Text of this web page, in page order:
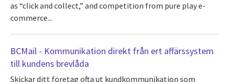
as “click and collect,” and competition from pure play e-
commerce...
BCMail - Kommunikation direkt från ert affärssystem
till kundens brevlåda
Skickar ditt företag ofta ut kundkommunikation som